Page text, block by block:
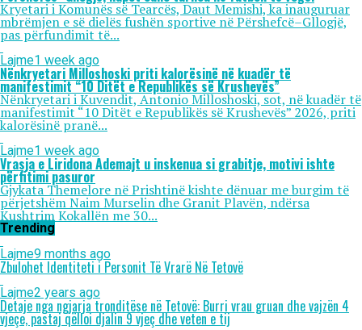
Kryetari i Komunës së Tearcës, Daut Memishi, ka inauguruar
mbrëmjen e së dielës fushën sportive në Përshefcë–Gllogjë,
pas përfundimit të...
Lajme1 week ago
Nënkryetari Milloshoski priti kalorësinë në kuadër të
manifestimit “10 Ditët e Republikës së Krushevës”
Nënkryetari i Kuvendit, Antonio Milloshoski, sot, në kuadër të
manifestimit “10 Ditët e Republikës së Krushevës” 2026, priti
kalorësinë pranë...
Lajme1 week ago
Vrasja e Liridona Ademajt u inskenua si grabitje, motivi ishte
përfitimi pasuror
Gjykata Themelore në Prishtinë kishte dënuar me burgim të
përjetshëm Naim Murselin dhe Granit Plavën, ndërsa
Kushtrim Kokallën me 30...
Trending
Lajme9 months ago
Zbulohet Identiteti i Personit Të Vrarë Në Tetovë
Lajme2 years ago
Detaje nga ngjarja tronditëse në Tetovë: Burri vrau gruan dhe vajzën 4
vjeçe, pastaj qëlloi djalin 9 vjeç dhe veten e tij